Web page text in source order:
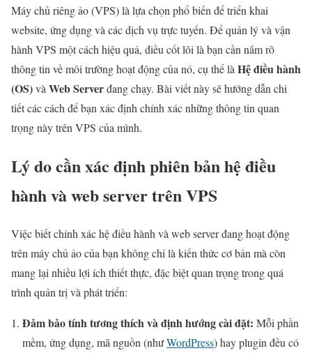
Máy chủ riêng ảo (VPS) là lựa chọn phổ biến để triển khai
website, ứng dụng và các dịch vụ trực tuyến. Để quản lý và vận
hành VPS một cách hiệu quả, điều cốt lõi là bạn cần nắm rõ
thông tin về môi trường hoạt động của nó, cụ thể là Hệ điều hành
(OS)và Web Serverđang chạy. Bài viết này sẽ hướng dẫn chi
tiết các cách để bạn xác định chính xác những thông tin quan
trọng này trên VPS của mình.
Lý do cần xác định phiên bản hệ điều
hành và web server trên VPS
Việc biết chính xác hệ điều hành và web server đang hoạt động
trên máy chủ ảo của bạn không chỉ là kiến thức cơ bản mà còn
mang lại nhiều lợi ích thiết thực, đặc biệt quan trọng trong quá
trình quản trị và phát triển:
Đảm bảo tính tương thích và định hướng cài đặt: Mỗi phần
mềm, ứng dụng, mã nguồn (nhưWordPress) hay plugin đều có